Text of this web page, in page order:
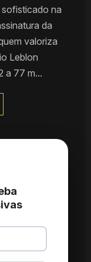
na
da
valoriza
Leblon
a 77 m...